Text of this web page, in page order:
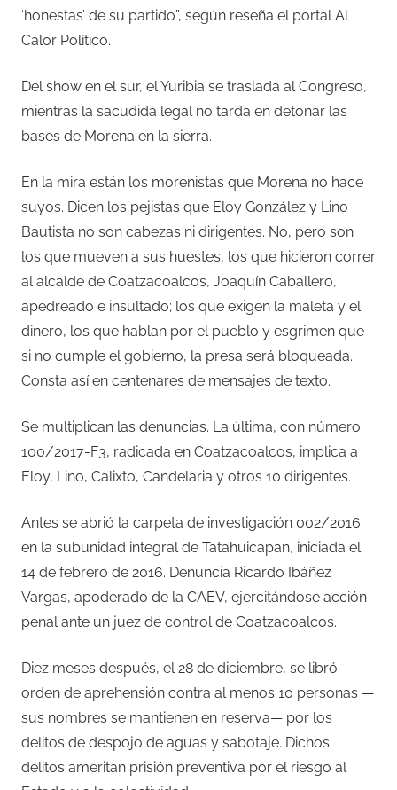
‘honestas’ de su partido”, según reseña el portal Al
Calor Político.
Del show en el sur, el Yuribia se traslada al Congreso,
mientras la sacudida legal no tarda en detonar las
bases de Morena en la sierra.
En la mira están los morenistas que Morena no hace
suyos. Dicen los pejistas que Eloy González y Lino
Bautista no son cabezas ni dirigentes. No, pero son
los que mueven a sus huestes, los que hicieron correr
al alcalde de Coatzacoalcos, Joaquín Caballero,
apedreado e insultado; los que exigen la maleta y el
dinero, los que hablan por el pueblo y esgrimen que
si no cumple el gobierno, la presa será bloqueada.
Consta así en centenares de mensajes de texto.
Se multiplican las denuncias. La última, con número
100/2017-F3, radicada en Coatzacoalcos, implica a
Eloy, Lino, Calixto, Candelaria y otros 10 dirigentes.
Antes se abrió la carpeta de investigación 002/2016
en la subunidad integral de Tatahuicapan, iniciada el
14 de febrero de 2016. Denuncia Ricardo Ibáñez
Vargas, apoderado de la CAEV, ejercitándose acción
penal ante un juez de control de Coatzacoalcos.
Diez meses después, el 28 de diciembre, se libró
orden de aprehensión contra al menos 10 personas —
sus nombres se mantienen en reserva— por los
delitos de despojo de aguas y sabotaje. Dichos
delitos ameritan prisión preventiva por el riesgo al